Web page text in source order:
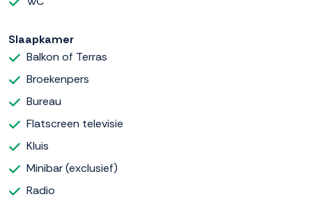
Slaapkamer
Balkon of Terras
Broekenpers
Bureau
Flatscreen televisie
Kluis
Minibar (exclusief)
Radio